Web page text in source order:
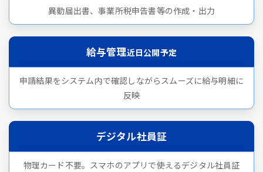
異動届出書、事業所税申告書等の作成・出力
給与管理近日公開予定
申請結果をシステム内で確認しながらスムーズに給与明細に
反映
デジタル社員証
物理カード不要。スマホのアプリで使えるデジタル社員証